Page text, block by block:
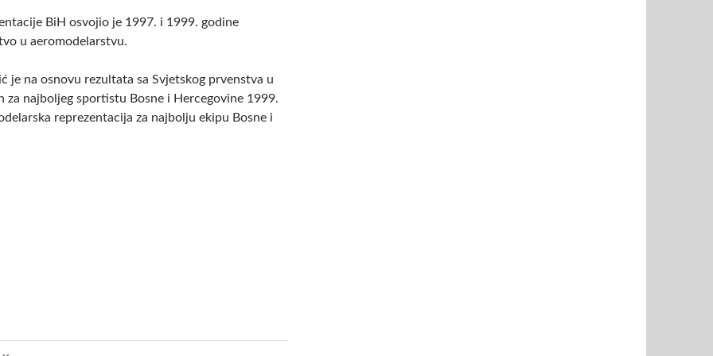
BiH osvojio je 1997. i 1999. godine
u aeromodelarstvu.
je na osnovu rezultata sa Svjetskog prvenstva u
za najboljeg sportistu Bosne i Hercegovine 1999.
reprezentacija za najbolju ekipu Bosne i